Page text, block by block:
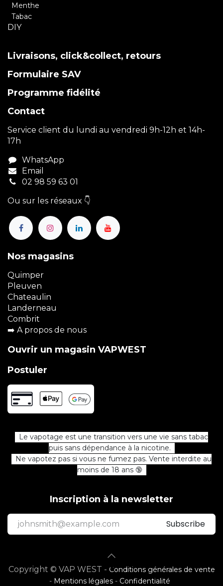
Menthe
Tabac
DIY
Livraisons, click&collect, retours
Formulaire SAV
Programme fidélité
Contact
Service client du lundi au vendredi 9h-12h et 14h-
17h
WhatsApp
Email
02 98 59 63 01
Ou sur les réseaux 👇
Nos magasins
Quimper
Pleuven
Chateaulin
Landerneau
Combrit
➡️ A propos de nous
Ouvrir un magasin VAPWEST
Postuler
Le vapotage est une transition vers une vie sans tabac
puis sans dépendance à la nicotine.
Ne vapotez pas si vous ne fumez pas. Vente interdite au
moins de 18 ans 🔞
Inscription à la newsletter
Subscribe
Copyright © VAP WEST - Conditions générales de vente
- Mentions légales- Confidentialité